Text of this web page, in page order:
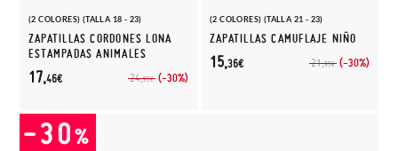
(2 COLORES) (TALLA 18 - 23)
ZAPATILLAS CORDONES LONA
ESTAMPADAS ANIMALES
24,95€ (-30%)
17,46€
(2 COLORES) (TALLA 21 - 23)
ZAPATILLAS CAMUFLAJE NIÑO
21,95€ (-30%)
15,36€